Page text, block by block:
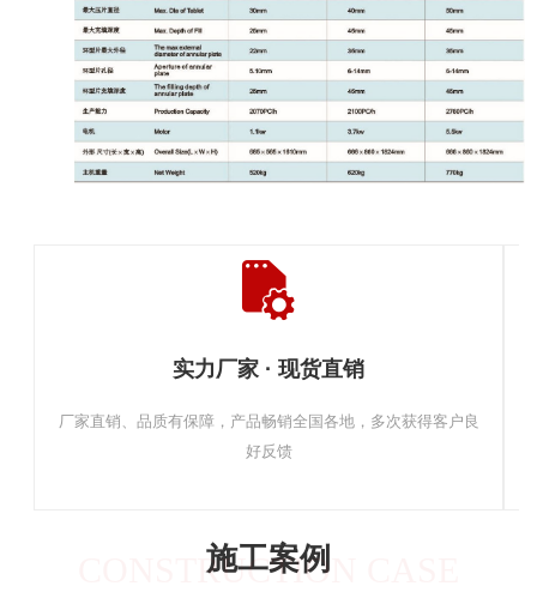
实力厂家 · 现货直销
厂家直销、品质有保障，产品畅销全国各地，多次获得客户良
好反馈
施工案例
CONSTRUCTION CASE